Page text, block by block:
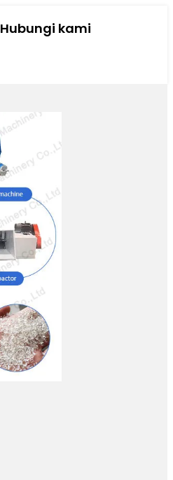
Hubungi kami